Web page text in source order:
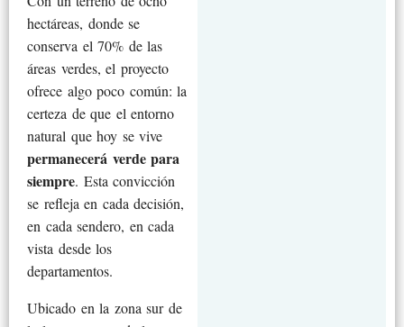
hectáreas, donde se
conserva el 70% de las
áreas verdes, el proyecto
ofrece algo poco común: la
certeza de que el entorno
natural que hoy se vive
permanecerá verde para
siempre. Esta convicción
se refleja en cada decisión,
en cada sendero, en cada
vista desde los
departamentos.
Ubicado en la zona sur de